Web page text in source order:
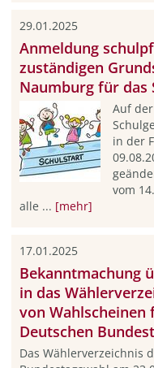
29.01.2025
Anmeldung
zuständigen
Naumburg für das
Auf
in der
vom
alle ... [mehr]
17.01.2025
Bekanntmachung
in das
von Wahlscheinen
Deutschen
Das Wählerverzeichnis